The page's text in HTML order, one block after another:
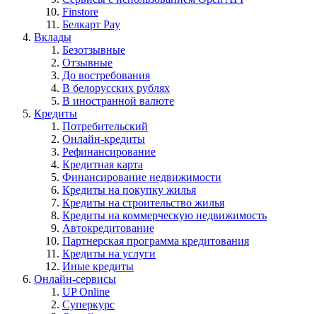
Finstore
Белкарт Pay
Вклады
Безотзывные
Отзывные
До востребования
В белорусских рублях
В иностранной валюте
Кредиты
Потребительский
Онлайн-кредиты
Рефинансирование
Кредитная карта
Финансирование недвижимости
Кредиты на покупку жилья
Кредиты на строительство жилья
Кредиты на коммерческую недвижимость
Автокредитование
Партнерская программа кредитования
Кредиты на услуги
Иные кредиты
Онлайн-сервисы
UP Online
Суперкурс